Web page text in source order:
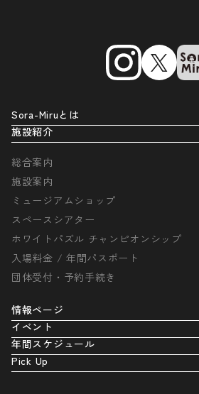
Sora-Miruとは
施設紹介
総合案内
施設案内
ミュージアムショップ
スペースシアター
ホワイトパズル チャンピオンシップ
入場料金 / 年間パスポート
団体受付・予約手続き
情報ページ
イベント
年間スケジュール
Pick Up